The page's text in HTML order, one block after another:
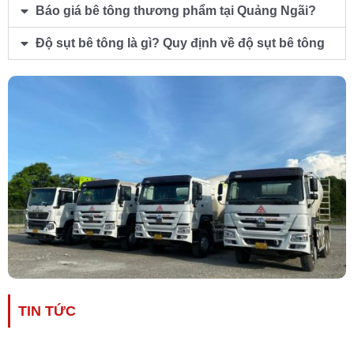
Báo giá bê tông thương phẩm tại Quảng Ngãi?
Độ sụt bê tông là gì? Quy định về độ sụt bê tông
TIN TỨC